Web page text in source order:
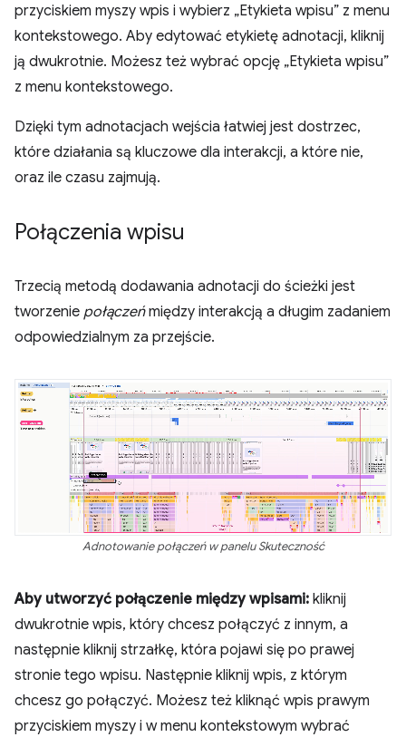
przyciskiem myszy wpis i wybierz „Etykieta wpisu” z menu
kontekstowego. Aby edytować etykietę adnotacji, kliknij
ją dwukrotnie. Możesz też wybrać opcję „Etykieta wpisu”
z menu kontekstowego.
Dzięki tym adnotacjach wejścia łatwiej jest dostrzec,
które działania są kluczowe dla interakcji, a które nie,
oraz ile czasu zajmują.
Połączenia wpisu
Trzecią metodą dodawania adnotacji do ścieżki jest
tworzenie połączeńmiędzy interakcją a długim zadaniem
odpowiedzialnym za przejście.
Adnotowanie połączeń w panelu Skuteczność
Aby utworzyć połączenie między wpisami: kliknij
dwukrotnie wpis, który chcesz połączyć z innym, a
następnie kliknij strzałkę, która pojawi się po prawej
stronie tego wpisu. Następnie kliknij wpis, z którym
chcesz go połączyć. Możesz też kliknąć wpis prawym
przyciskiem myszy i w menu kontekstowym wybrać